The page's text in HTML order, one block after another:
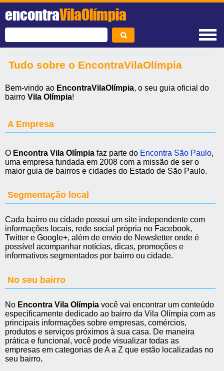
encontraVilaOlímpia
Tudo sobre o EncontraVilaOlímpia
Bem-vindo ao EncontraVilaOlímpia, o seu guia oficial do
bairro Vila Olímpia!
A Empresa
O Encontra Vila Olímpia faz parte do Encontra São Paulo,
uma empresa fundada em 2008 com a missão de ser o
maior guia de bairros e cidades do Estado de São Paulo.
Segmentação local
Cada bairro ou cidade possui um site independente com
informações locais, rede social própria no Facebook,
Twitter e Google+, além de envio de Newsletter onde é
possível acompanhar notícias, dicas, promoções e
informativos segmentados por bairro ou cidade.
No seu bairro
No Encontra Vila Olímpia você vai encontrar um conteúdo
especificamente dedicado ao bairro da Vila Olímpia com as
principais informações sobre empresas, comércios,
produtos e serviços próximos à sua casa. De maneira
prática e funcional, você pode visualizar todas as
empresas em categorias de A a Z que estão localizadas no
seu bairro.